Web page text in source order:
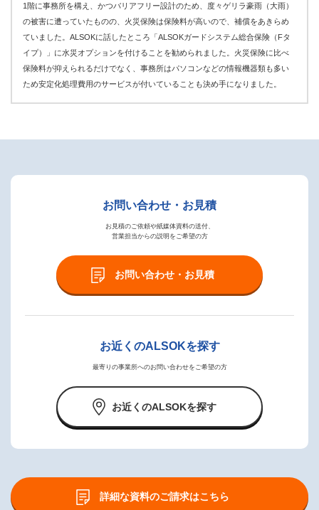
1階に事務所を構え、かつバリアフリー設計のため、度々ゲリラ豪雨（大雨）
の被害に遭っていたものの、火災保険は保険料が高いので、補償をあきらめ
ていました。ALSOKに話したところ「ALSOKガードシステム総合保険（Fタ
イプ）」に水災オプションを付けることを勧められました。火災保険に比べ
保険料が抑えられるだけでなく、事務所はパソコンなどの情報機器類も多い
ため安定化処理費用のサービスが付いていることも決め手になりました。
お問い合わせ・お見積
お見積のご依頼や紙媒体資料の送付、
営業担当からの説明をご希望の方
お問い合わせ・お見積
お近くのALSOKを探す
最寄りの事業所へのお問い合わせをご希望の方
お近くのALSOKを探す
詳細な資料のご請求はこちら